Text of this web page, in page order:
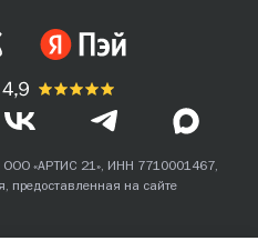
ООО «АРТИС 21», ИНН 7710001467,
на сайте